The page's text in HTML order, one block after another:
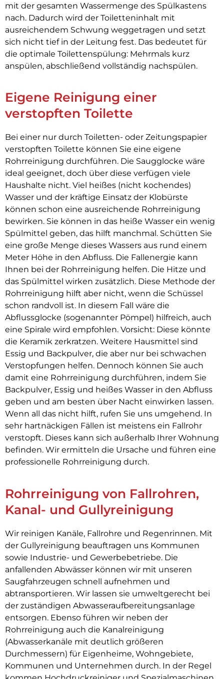
mit der gesamten Wassermenge des Spülkastens
nach. Dadurch wird der Toiletteninhalt mit
ausreichendem Schwung weggetragen und setzt
sich nicht tief in der Leitung fest. Das bedeutet für
die optimale Toilettenspülung: Mehrmals kurz
anspülen, abschließend vollständig nachspülen.
Eigene Reinigung einer
verstopften Toilette
Bei einer nur durch Toiletten- oder Zeitungspapier
verstopften Toilette können Sie eine eigene
Rohrreinigung durchführen. Die Saugglocke wäre
ideal geeignet, doch über diese verfügen viele
Haushalte nicht. Viel heißes (nicht kochendes)
Wasser und der kräftige Einsatz der Klobürste
können schon eine ausreichende Rohrreinigung
bewirken. Sie können in das heiße Wasser ein wenig
Spülmittel geben, das hilft manchmal. Schütten Sie
eine große Menge dieses Wassers aus rund einem
Meter Höhe in den Abfluss. Die Fallenergie kann
Ihnen bei der Rohrreinigung helfen. Die Hitze und
das Spülmittel wirken zusätzlich. Diese Methode der
Rohrreinigung hilft aber nicht, wenn die Schüssel
schon randvoll ist. In diesem Fall wäre die
Abflussglocke (sogenannter Pömpel) hilfreich, auch
eine Spirale wird empfohlen. Vorsicht: Diese könnte
die Keramik zerkratzen. Weitere Hausmittel sind
Essig und Backpulver, die aber nur bei schwachen
Verstopfungen helfen. Dennoch können Sie auch
damit eine Rohrreinigung durchführen, indem Sie
Backpulver, Essig und heißes Wasser in den Abfluss
geben und am besten über Nacht einwirken lassen.
Wenn all das nicht hilft, rufen Sie uns umgehend. In
sehr hartnäckigen Fällen ist meistens ein Fallrohr
verstopft. Dieses kann sich außerhalb Ihrer Wohnung
befinden. Wir ermitteln die Ursache und führen eine
professionelle Rohrreinigung durch.
Rohrreinigung von Fallrohren,
Kanal- und Gullyreinigung
Wir reinigen Kanäle, Fallrohre und Regenrinnen. Mit
der Gullyreinigung beauftragen uns Kommunen
sowie Industrie- und Gewerbebetriebe. Die
anfallenden Abwässer können wir mit unseren
Saugfahrzeugen schnell aufnehmen und
abtransportieren. Wir lassen sie umweltgerecht bei
der zuständigen Abwasseraufbereitungsanlage
entsorgen. Ebenso führen wir neben der
Rohrreinigung auch die Kanalreinigung
(Abwasserkanäle mit deutlich größeren
Durchmessern) für Eigenheime, Wohngebiete,
Kommunen und Unternehmen durch. In der Regel